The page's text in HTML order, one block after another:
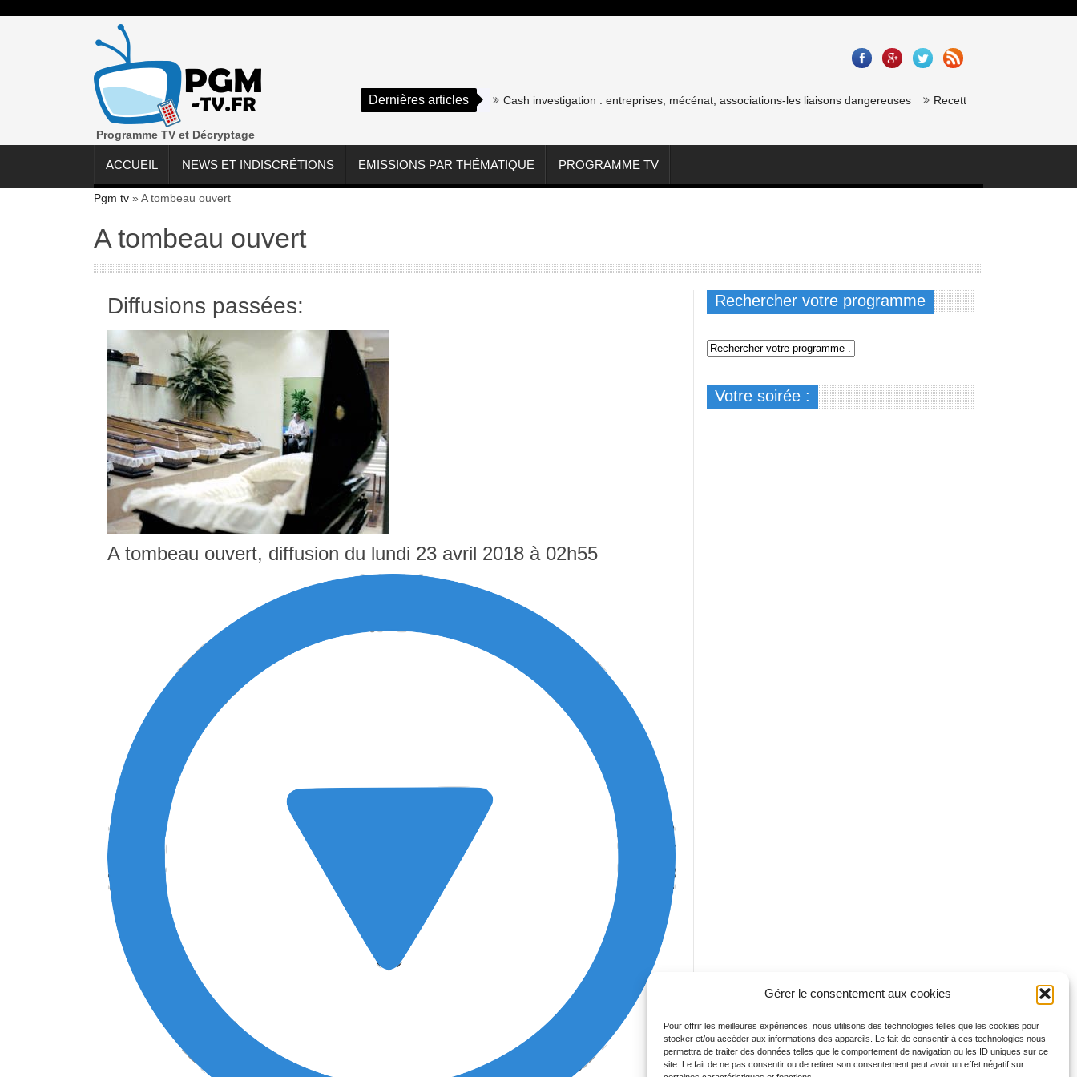
Gérer le consentement aux cookies
Pour offrir les meilleures expériences, nous utilisons des technologies telles que les cookies pour
stocker et/ou accéder aux informations des appareils. Le fait de consentir à ces technologies nous
permettra de traiter des données telles que le comportement de navigation ou les ID uniques sur ce
site. Le fait de ne pas consentir ou de retirer son consentement peut avoir un effet négatif sur
Programme TV et Décryptage
Dernières articles Cash investigation : entreprises, mécénat, associations-les liaisons dangereuses Recette saumon gravlax de
ACCUEIL NEWS ET INDISCRÉTIONS EMISSIONS PAR THÉMATIQUE PROGRAMME TV
Pgm tv » A tombeau ouvert
A tombeau ouvert
Diffusions passées:
A tombeau ouvert, diffusion du lundi 23 avril 2018 à 02h55
Rechercher votre programme
Votre soirée :